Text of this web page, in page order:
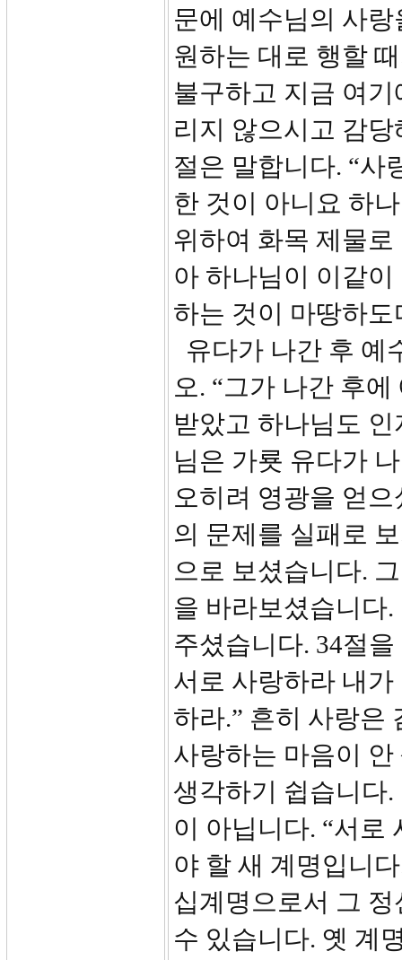
문에 예수님의 사
원하는 대로 행할
불구하고 지금 여
리지 않으시고 감
절은 말합니다. “사
한 것이 아니요 하
위하여 화목 제물
아 하나님이 이같
하는 것이 마땅하도
유다가 나간 후 예
오. “그가 나간 후
받았고 하나님도
님은 가룟 유다가
오히려 영광을 얻
의 문제를 실패로
으로 보셨습니다.
을 바라보셨습니다
주셨습니다. 34절
서로 사랑하라 내
하라.” 흔히 사랑은
사랑하는 마음이
생각하기 쉽습니다
이 아닙니다. “서로
야 할 새 계명입니
십계명으로서 그
수 있습니다. 옛 계